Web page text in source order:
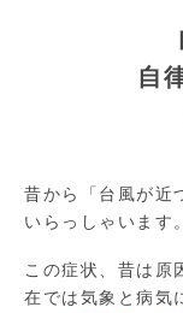
自
昔から「台風が近
いらっしゃいます。
この症状、昔は原
在では気象と病気